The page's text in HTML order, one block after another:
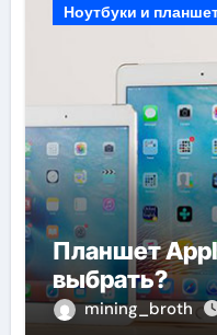
Ноутбуки и
Планшет
выбрать?
mining_broth